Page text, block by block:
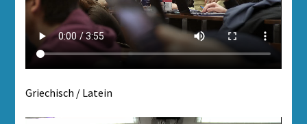
Griechisch / Latein